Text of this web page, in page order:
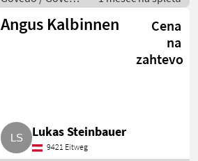
Angus
Angus Kalbinnen
Cena
na
zahtevo
Lukas Steinbauer
9421 Eitweg